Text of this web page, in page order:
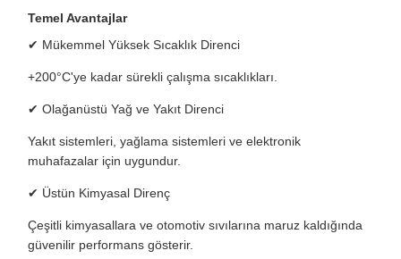
Temel Avantajlar
✔ Mükemmel Yüksek Sıcaklık Direnci
+200°C'ye kadar sürekli çalışma sıcaklıkları.
✔ Olağanüstü Yağ ve Yakıt Direnci
Yakıt sistemleri, yağlama sistemleri ve elektronik
muhafazalar için uygundur.
✔ Üstün Kimyasal Direnç
Çeşitli kimyasallara ve otomotiv sıvılarına maruz kaldığında
güvenilir performans gösterir.